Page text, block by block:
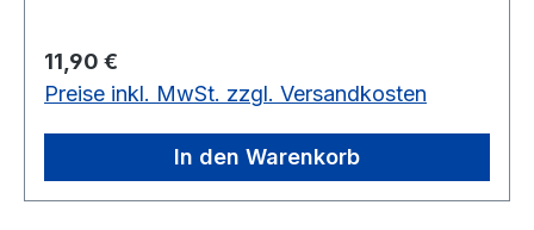
Regulärer Preis:
11,90 €
Preise inkl. MwSt. zzgl. Versandkosten
In den Warenkorb